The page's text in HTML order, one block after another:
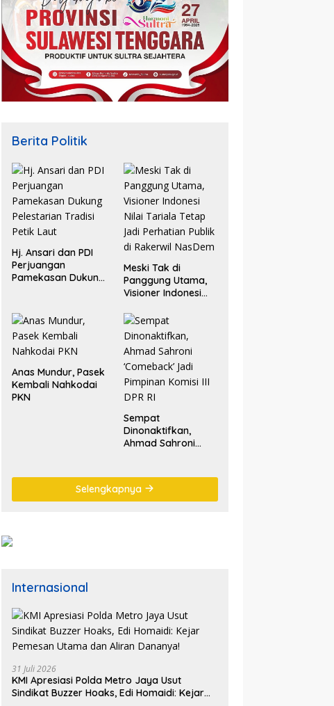
Berita Politik
Hj. Ansari dan PDI
Perjuangan
Pamekasan Dukung
Meski Tak di
Panggung Utama,
Visioner Indonesi
Jadi Perhatian
Publik di Rakerwil
NasDem
Anas Mundur, Pasek
Kembali Nahkodai
PKN
Sempat
Dinonaktifkan,
Ahmad Sahroni
DPR RI
Selengkapnya
Internasional
31 Juli 2026
KMI Apresiasi Polda Metro Jaya Usut
Sindikat Buzzer Hoaks, Edi Homaidi: Kejar